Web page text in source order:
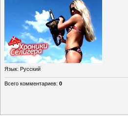
Язык: Русский
Всего комментариев: 0